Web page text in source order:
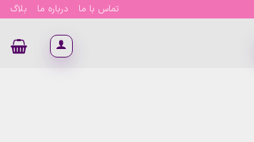
تماس با ما درباره ما بلاگ